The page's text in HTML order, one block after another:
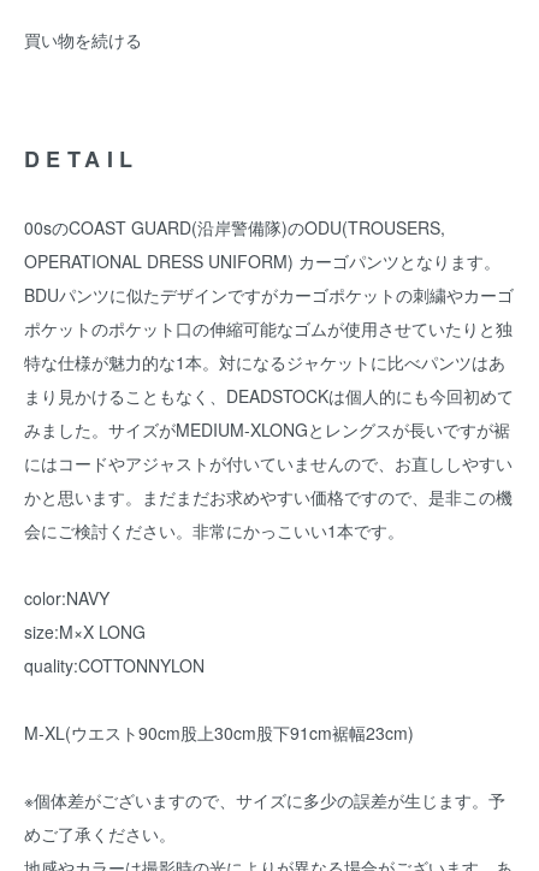
買い物を続ける
DETAIL
00sのCOAST GUARD(沿岸警備隊)のODU(TROUSERS,
OPERATIONAL DRESS UNIFORM) カーゴパンツとなります。
BDUパンツに似たデザインですがカーゴポケットの刺繍やカーゴ
ポケットのポケット口の伸縮可能なゴムが使用させていたりと独
特な仕様が魅力的な1本。対になるジャケットに比べパンツはあ
まり見かけることもなく、DEADSTOCKは個人的にも今回初めて
みました。サイズがMEDIUM-XLONGとレングスが長いですが裾
にはコードやアジャストが付いていませんので、お直ししやすい
かと思います。まだまだお求めやすい価格ですので、是非この機
会にご検討ください。非常にかっこいい1本です。
color:NAVY
size:M×X LONG
quality:COTTONNYLON
M-XL(ウエスト90cm股上30cm股下91cm裾幅23cm)
※個体差がございますので、サイズに多少の誤差が生じます。予
めご了承ください。